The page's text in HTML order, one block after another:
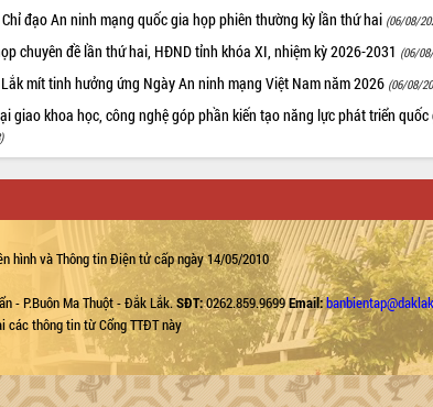
đạo An ninh mạng quốc gia họp phiên thường kỳ lần thứ hai (06/08/
chuyên đề lần thứ hai, HĐND tỉnh khóa XI, nhiệm kỳ 2026-2031 (06/
mít tinh hưởng ứng Ngày An ninh mạng Việt Nam năm 2026 (06/08/
giao khoa học, công nghệ góp phần kiến tạo năng lực phát triển quốc
hình và Thông tin Điện tử cấp ngày 14/05/2010
- P.Buôn Ma Thuột - Đắk Lắk.SĐT:0262.859.9699Email:
các thông tin từ Cổng TTĐT này